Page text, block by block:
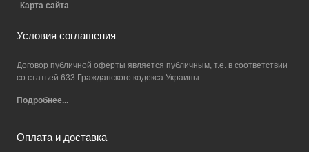
Карта сайта
Условия соглашения
Договор публичной оферты является публичным, т.е. в соответствии
со статьей 633 Гражданского кодекса Украины.
Подробнее...
Оплата и доставка